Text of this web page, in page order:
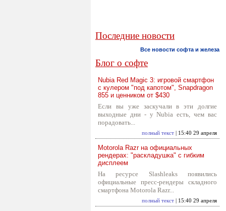
Последние новости
Все новости софта и железа
Блог о софте
Nubia Red Magic 3: игровой смартфон
с кулером "под капотом", Snapdragon
855 и ценником от $430
Если вы уже заскучали в эти долгие
выходные дни - у Nubia есть, чем вас
порадовать...
полный текст | 15:40 29 апреля
Motorola Razr на официальных
рендерах: "раскладушка" с гибким
дисплеем
На ресурсе Slashleaks появились
официальные пресс-рендеры складного
смартфона Motorola Razr...
полный текст | 15:40 29 апреля